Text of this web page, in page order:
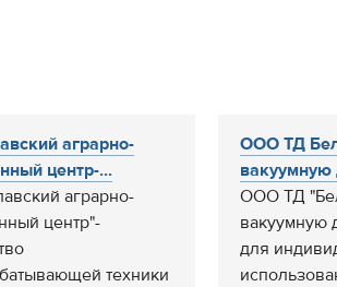
аграрно-
центр-...
аграрно-
центр"-
техники
ООО ТД
вакуумную
ООО ТД
вакуумную
для